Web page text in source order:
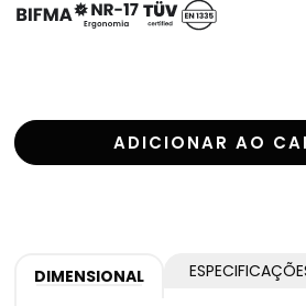
ADICIONAR AO
DIMENSIONAL